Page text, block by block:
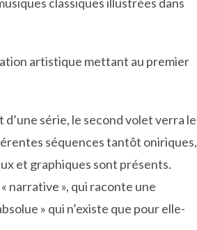
artistique mettant au premier
série, le second volet verra le
séquences tantôt oniriques,
et graphiques sont présents.
narrative », qui raconte une
» qui n’existe que pour elle-